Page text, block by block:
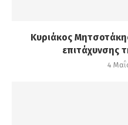
Κυριάκος
επιτάχυνσης
4